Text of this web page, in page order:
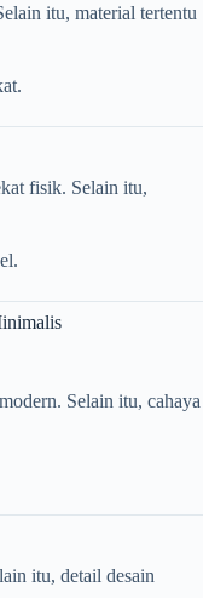
itu, material tertentu
fisik. Selain itu,
Selain itu, cahaya
itu, detail desain